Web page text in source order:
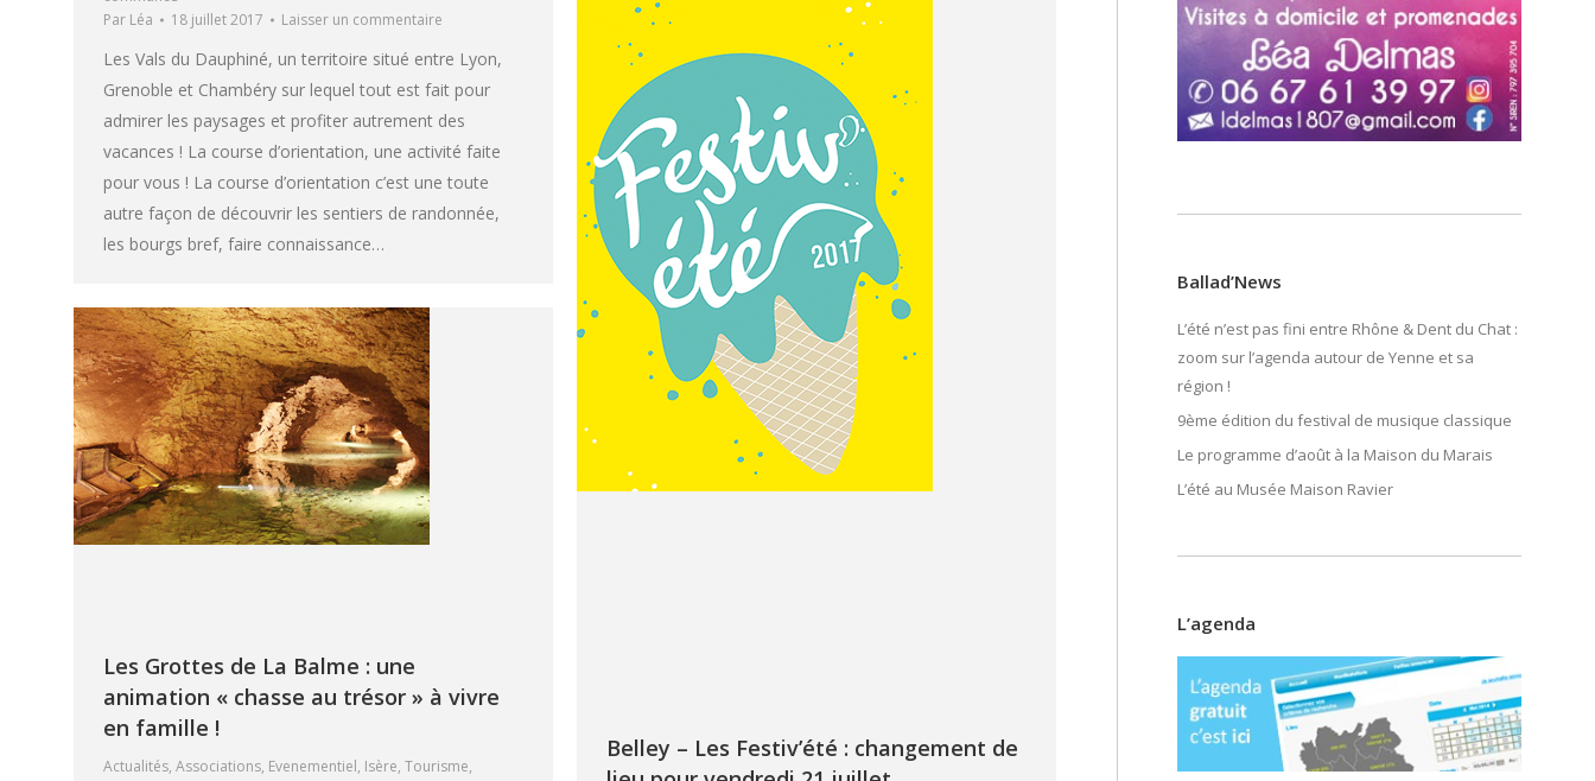
Par Léa 18 juillet 2017 Laisser un commentaire
Les Vals du Dauphiné, un territoire situé entre Lyon,
Grenoble et Chambéry sur lequel tout est fait pour
admirer les paysages et profiter autrement des
vacances ! La course d’orientation, une activité faite
pour vous ! La course d’orientation c’est une toute
autre façon de découvrir les sentiers de randonnée,
les bourgs bref, faire connaissance…
Belley – Les Festiv’été : changement de
Les Grottes de La Balme : une
animation « chasse au trésor » à vivre
en famille !
Actualités, Associations, Evenementiel, Isère, Tourisme,
Ballad’News
L’été n’est pas fini entre Rhône & Dent du Chat :
zoom sur l’agenda autour de Yenne et sa
région !
9ème édition du festival de musique classique
Le programme d’août à la Maison du Marais
L’été au Musée Maison Ravier
L’agenda